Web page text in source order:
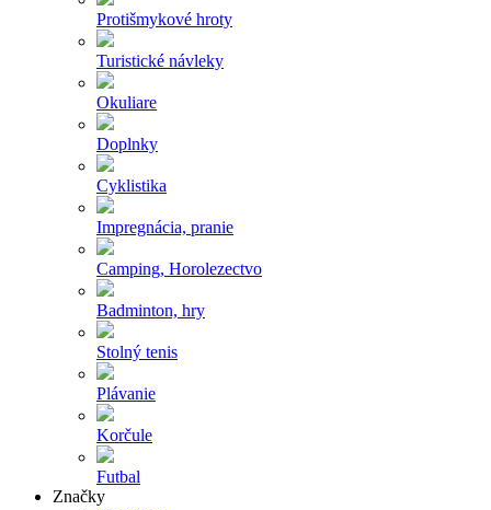
Protišmykové hroty
Turistické návleky
Okuliare
Doplnky
Cyklistika
Impregnácia, pranie
Camping, Horolezectvo
Badminton, hry
Stolný tenis
Plávanie
Korčule
Futbal
Značky